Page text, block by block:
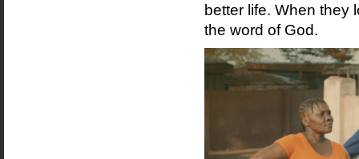
better life. When they
the word of God.